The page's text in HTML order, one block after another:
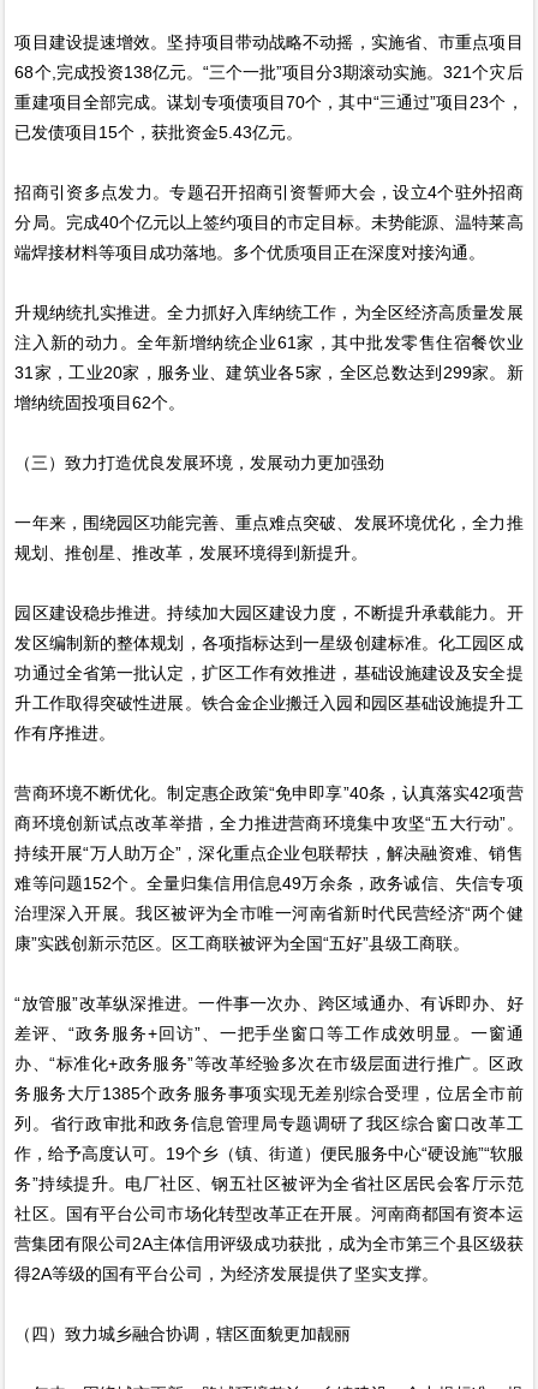
项目建设提速增效。坚持项目带动战略不动摇，实施省、市重点项目
68个,完成投资138亿元。“三个一批”项目分3期滚动实施。321个灾后
重建项目全部完成。谋划专项债项目70个，其中“三通过”项目23个，
已发债项目15个，获批资金5.43亿元。
招商引资多点发力。专题召开招商引资誓师大会，设立4个驻外招商
分局。完成40个亿元以上签约项目的市定目标。未势能源、温特莱高
端焊接材料等项目成功落地。多个优质项目正在深度对接沟通。
升规纳统扎实推进。全力抓好入库纳统工作，为全区经济高质量发展
注入新的动力。全年新增纳统企业61家，其中批发零售住宿餐饮业
31家，工业20家，服务业、建筑业各5家，全区总数达到299家。新
增纳统固投项目62个。
（三）致力打造优良发展环境，发展动力更加强劲
一年来，围绕园区功能完善、重点难点突破、发展环境优化，全力推
规划、推创星、推改革，发展环境得到新提升。
园区建设稳步推进。持续加大园区建设力度，不断提升承载能力。开
发区编制新的整体规划，各项指标达到一星级创建标准。化工园区成
功通过全省第一批认定，扩区工作有效推进，基础设施建设及安全提
升工作取得突破性进展。铁合金企业搬迁入园和园区基础设施提升工
作有序推进。
营商环境不断优化。制定惠企政策“免申即享”40条，认真落实42项营
商环境创新试点改革举措，全力推进营商环境集中攻坚“五大行动”。
持续开展“万人助万企”，深化重点企业包联帮扶，解决融资难、销售
难等问题152个。全量归集信用信息49万余条，政务诚信、失信专项
治理深入开展。我区被评为全市唯一河南省新时代民营经济“两个健
康”实践创新示范区。区工商联被评为全国“五好”县级工商联。
“放管服”改革纵深推进。一件事一次办、跨区域通办、有诉即办、好
差评、“政务服务+回访”、一把手坐窗口等工作成效明显。一窗通
办、“标准化+政务服务”等改革经验多次在市级层面进行推广。区政
务服务大厅1385个政务服务事项实现无差别综合受理，位居全市前
列。省行政审批和政务信息管理局专题调研了我区综合窗口改革工
作，给予高度认可。19个乡（镇、街道）便民服务中心“硬设施”“软服
务”持续提升。电厂社区、钢五社区被评为全省社区居民会客厅示范
社区。国有平台公司市场化转型改革正在开展。河南商都国有资本运
营集团有限公司2A主体信用评级成功获批，成为全市第三个县区级获
得2A等级的国有平台公司，为经济发展提供了坚实支撑。
（四）致力城乡融合协调，辖区面貌更加靓丽